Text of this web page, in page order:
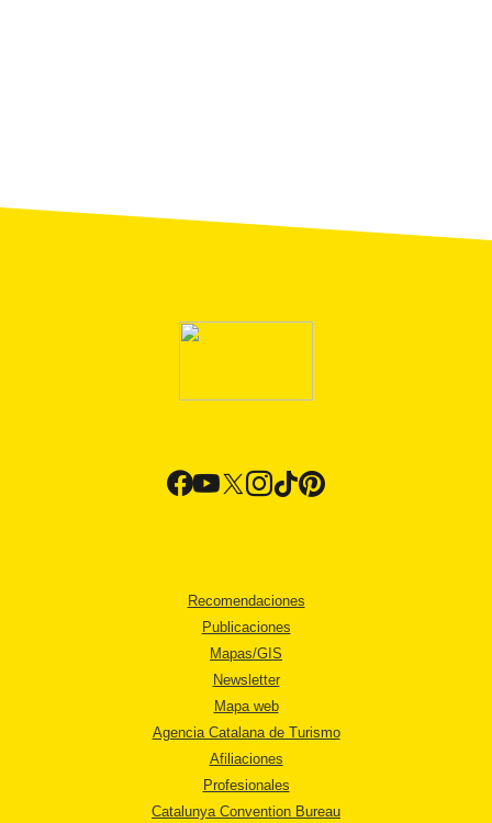
Recomendaciones
Publicaciones
Mapas/GIS
Newsletter
Mapa web
Agencia Catalana de Turismo
Afiliaciones
Profesionales
Catalunya Convention Bureau